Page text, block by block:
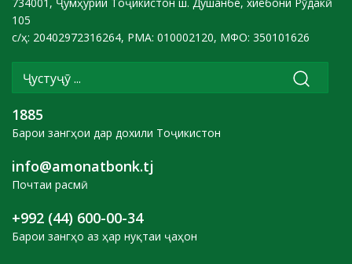
105
с/ҳ: 20402972316264, РМА: 010002120, МФО: 350101626
1885
Барои зангҳои дар дохили Тоҷикистон
info@amonatbonk.tj
Почтаи расмӣ
+992 (44) 600-00-34
Барои зангҳо аз ҳар нуқтаи ҷаҳон